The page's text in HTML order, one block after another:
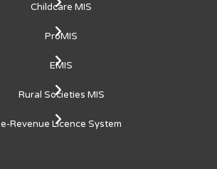
Childcare MIS
ProMIS
EMIS
Rural Societies MIS
e-Revenue Licence System